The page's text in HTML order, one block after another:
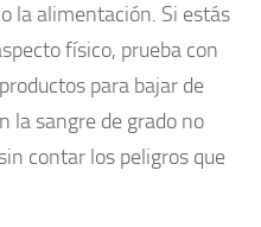
la alimentación. Si estás
físico, prueba con
para bajar de
la sangre de grado no
contar los peligros que